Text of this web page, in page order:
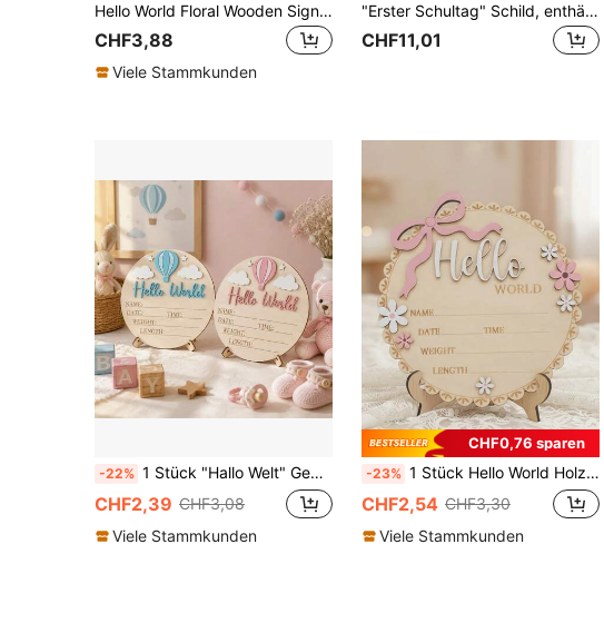
Hello World Floral Wooden Sign Babyparty-Zubehör Baby-Essentials Neugeborenes Mädchen Ankündigung Babyparty-Geschenk Hello World Holz Baby-Geburtsankündigungsschild
CHF3,88
Viele Stammkunden
"Erster Schultag" Schild, enthält Schulanfang & Schulabschluss Gedenktafel und Marker; geeignet für Vorschule, Kindergartenübergang und Kindergarten, wiederverwendbare Holz-Schiefertafel, leicht zu beschreiben und zu löschen (mit Schleifendekoration), kann Name, Datum, Alter, Traum, Lehrerinformationen, Wachstumsaufzeichnung ausfüllen, Schulanfang Saison Kindergarten Einschreibung Kinder Foto Requisite, Familiengedenkgeschenk
CHF11,01
-22% 1 Stück "Hallo Welt" Geburtsankündigung Tafel, Baby Foto Requisite Holzplakette, Baby Meilenstein Marker, Taufgeschenk (Junge/Mädchen)
CHF2,39 CHF3,08
Viele Stammkunden
CHF0,76 sparen
-23% 1 Stück Hello World Holz-Geburtsankündigungsschild für Babys, mit rosa Schleife, Krankenhaus-Neugeborenen-Identifikationsbrett, wolkenförmiges Blumendesign, anpassbarer Name, Datum und Uhrzeit
CHF2,54 CHF3,30
Viele Stammkunden